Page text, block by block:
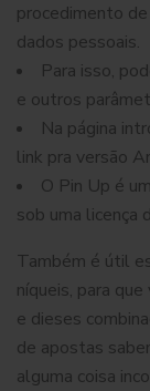
procedimento
dados pessoais.
Para isso,
e outros
Na página
link pra versão
O Pin Up é
sob uma licença
Também é útil
níqueis, para
e dieses
de apostas
alguma coisa